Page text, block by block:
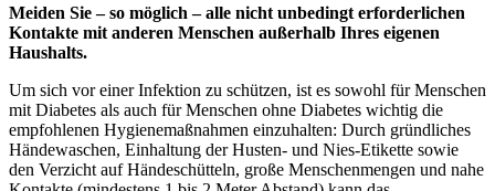
Meiden Sie – so möglich – alle nicht unbedingt erforderlichen
Kontakte mit anderen Menschen außerhalb Ihres eigenen
Haushalts.
Um sich vor einer Infektion zu schützen, ist es sowohl für Menschen
mit Diabetes als auch für Menschen ohne Diabetes wichtig die
empfohlenen Hygienemaßnahmen einzuhalten: Durch gründliches
Händewaschen, Einhaltung der Husten- und Nies-Etikette sowie
den Verzicht auf Händeschütteln, große Menschenmengen und nahe